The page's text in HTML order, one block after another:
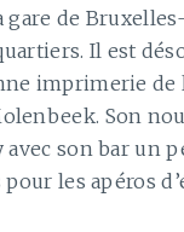
gare de
Il est
imprimerie de
Son
avec son bar un
les apéros